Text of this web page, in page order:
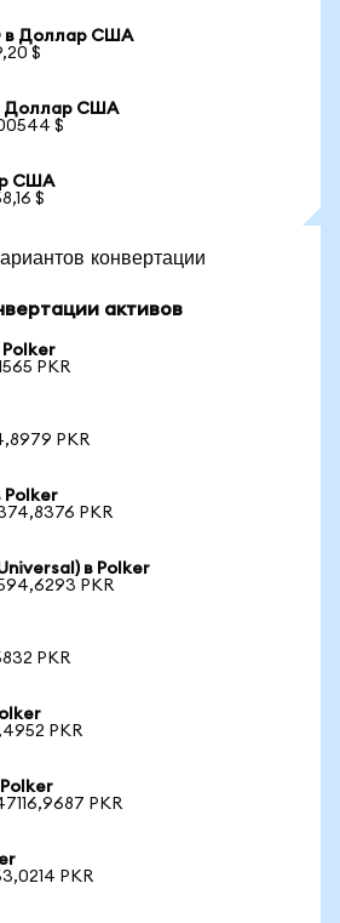
в Доллар США
$
Доллар США
$
США
$
конвертации
активов
PKR
PKR
Polker
PKR
в Polker
PKR
PKR
PKR
PKR
PKR